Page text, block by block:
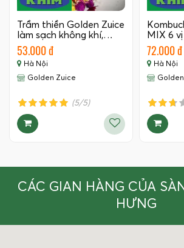
Trầm thiền Golden Zuice
làm sạch không khí,…
53.000 đ
Hà Nội
Golden Zuice
(5/5)
MIX 6
72.000 đ
Hà Nội
CÁC GIAN HÀNG CỦA
HƯNG